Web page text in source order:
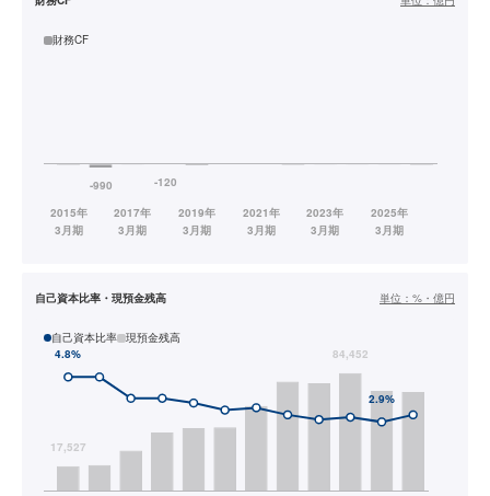
財務CF
自己資本比率・現預金残高 単位： %・億円
自己資本比率 現預金残高